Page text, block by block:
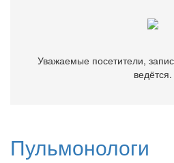
Уважаемые посетители,
ведётся.
Пульмонологи